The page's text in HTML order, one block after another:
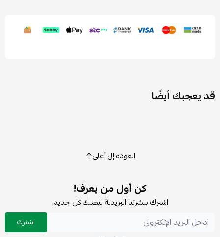
قد يعجبك أيضًا
العودة إلى أعلى
كن أول من يعرف!
اشترك بنشرتنا البريدية ليصلك كل جديد.
اشترك